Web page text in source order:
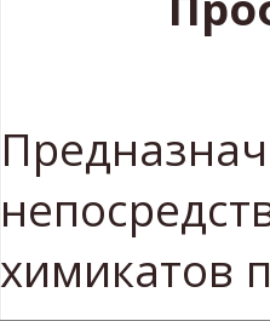
химикатов